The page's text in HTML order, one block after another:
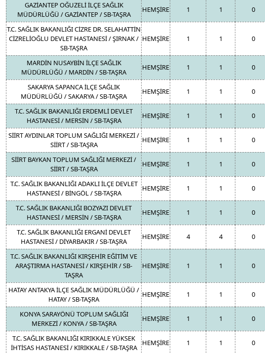
GAZİANTEP OĞUZELİ İLÇE SAĞLIK
MÜDÜRLÜĞÜ / GAZİANTEP / SB-TAŞRA
HEMŞİRE 1 1 0
T.C. SAĞLIK BAKANLIĞI CİZRE DR. SELAHATTİN
CİZRELİOĞLU DEVLET HASTANESİ / ŞIRNAK /
SB-TAŞRA
HEMŞİRE 1 1 0
MARDİN NUSAYBİN İLÇE SAĞLIK
MÜDÜRLÜĞÜ / MARDİN / SB-TAŞRA
HEMŞİRE 1 1 0
SAKARYA SAPANCA İLÇE SAĞLIK
MÜDÜRLÜĞÜ / SAKARYA / SB-TAŞRA
HEMŞİRE 1 1 0
T.C. SAĞLIK BAKANLIĞI ERDEMLİ DEVLET
HASTANESİ / MERSİN / SB-TAŞRA
HEMŞİRE 1 1 0
SİİRT AYDINLAR TOPLUM SAĞLIĞI MERKEZİ /
SİİRT / SB-TAŞRA
HEMŞİRE 1 1 0
SİİRT BAYKAN TOPLUM SAĞLIĞI MERKEZİ /
SİİRT / SB-TAŞRA
HEMŞİRE 1 1 0
T.C. SAĞLIK BAKANLIĞI ADAKLI İLÇE DEVLET
HASTANESİ / BİNGÖL / SB-TAŞRA
HEMŞİRE 1 1 0
T.C. SAĞLIK BAKANLIĞI BOZYAZI DEVLET
HASTANESİ / MERSİN / SB-TAŞRA
HEMŞİRE 1 1 0
T.C. SAĞLIK BAKANLIĞI ERGANİ DEVLET
HASTANESİ / DİYARBAKIR / SB-TAŞRA
HEMŞİRE 4 4 0
T.C. SAĞLIK BAKANLIĞI KIRŞEHİR EĞİTİM VE
ARAŞTIRMA HASTANESİ / KIRŞEHİR / SB-
TAŞRA
HEMŞİRE 1 1 0
HATAY ANTAKYA İLÇE SAĞLIK MÜDÜRLÜĞÜ /
HATAY / SB-TAŞRA
HEMŞİRE 1 1 0
KONYA SARAYÖNÜ TOPLUM SAĞLIĞI
MERKEZİ / KONYA / SB-TAŞRA
HEMŞİRE 1 1 0
T.C. SAĞLIK BAKANLIĞI KIRIKKALE YÜKSEK
İHTİSAS HASTANESİ / KIRIKKALE / SB-TAŞRA
HEMŞİRE 1 1 0